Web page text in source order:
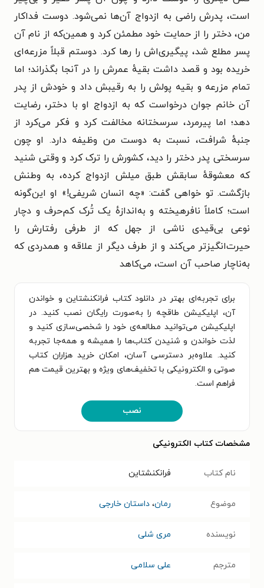
است، پدرش راضی به ازدواج آن‌ها نمی‌شود. دوست فداکار
من، دختر را از حمایت خود مطمئن کرد و همین‌که از نام آن
پسر مطلع شد، پیگیری‌اش را رها کرد. دوستم قبلاً مزرعه‌ای
خریده بود و قصد داشت بقیهٔ عمرش را در آنجا بگذراند؛ اما
تمام مزرعه و بقیه پولش را به رقیبش داد و خودش از پدر
آن خانم جوان درخواست که به ازدواج او با دختر، رضایت
دهد؛ اما پیرمرد، سرسختانه مخالفت کرد و فکر می‌کرد از
جنبهٔ شرافت، نسبت به دوست من وظیفه دارد. او چون
سرسختی پدر دختر را دید، کشورش را ترک کرد و وقتی شنید
که معشوقهٔ سابقش طبق میلش ازدواج کرده، به وطنش
بازگشت. تو خواهی گفت: «چه انسان شریفی!» او این‌گونه
است؛ کاملاً نافرهیخته و به‌اندازهٔ یک تُرک کم‌حرف و دچار
نوعی بی‌قیدی ناشی از جهل که از طرفی رفتارش را
حیرت‌انگیزتر می‌کند و از طرف دیگر از علاقه و همدردی که
به‌ناچار صاحب آن است، می‌کاهد
برای تجربه‌ای بهتر در دانلود کتاب فرانکنشتاین و خواندن
آن، اپلیکیشن طاقچه را به‌صورت رایگان نصب کنید. در
اپلیکیشن می‌توانید مطالعه‌ی خود را شخصی‌سازی کنید و
لذت خواندن و شنیدن کتاب‌ها را همیشه و همه‌جا تجربه
کنید. علاوه‌بر دسترسی آسان، امکان خرید هزاران کتاب
صوتی و الکترونیکی با تخفیف‌های ویژه و بهترین قیمت هم
فراهم است.
نصب
مشخصات کتاب الکترونیکی
نام کتاب فرانکنشتاین
موضوع رمان، داستان خارجی
نویسنده مری شلی
مترجم علی سلامی